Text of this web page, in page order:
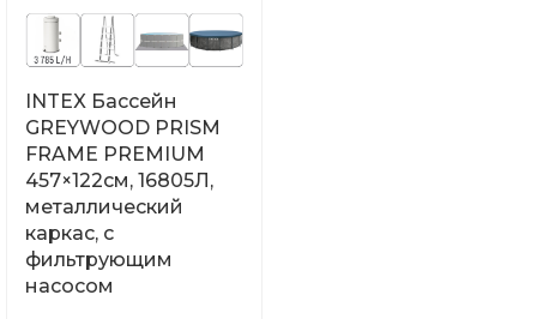
INTEX Бассейн
GREYWOOD PRISM
FRAME PREMIUM
457×122см, 16805Л,
металлический
каркас, с
фильтрующим
насосом